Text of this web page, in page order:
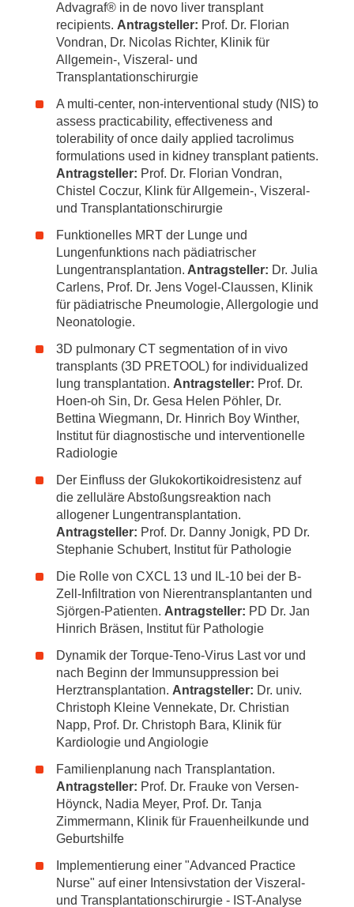
Advagraf® in de novo liver transplant
recipients. Antragsteller: Prof. Dr. Florian
Vondran, Dr. Nicolas Richter, Klinik für
Allgemein-, Viszeral- und
Transplantationschirurgie
A multi-center, non-interventional study (NIS) to
assess practicability, effectiveness and
tolerability of once daily applied tacrolimus
formulations used in kidney transplant patients.
Antragsteller: Prof. Dr. Florian Vondran,
Chistel Coczur, Klink für Allgemein-, Viszeral-
und Transplantationschirurgie
Funktionelles MRT der Lunge und
Lungenfunktions nach pädiatrischer
Lungentransplantation. Antragsteller: Dr. Julia
Carlens, Prof. Dr. Jens Vogel-Claussen, Klinik
für pädiatrische Pneumologie, Allergologie und
Neonatologie.
3D pulmonary CT segmentation of in vivo
transplants (3D PRETOOL) for individualized
lung transplantation. Antragsteller: Prof. Dr.
Hoen-oh Sin, Dr. Gesa Helen Pöhler, Dr.
Bettina Wiegmann, Dr. Hinrich Boy Winther,
Institut für diagnostische und interventionelle
Radiologie
Der Einfluss der Glukokortikoidresistenz auf
die zelluläre Abstoßungsreaktion nach
allogener Lungentransplantation.
Antragsteller: Prof. Dr. Danny Jonigk, PD Dr.
Stephanie Schubert, Institut für Pathologie
Die Rolle von CXCL 13 und IL-10 bei der B-
Zell-Infiltration von Nierentransplantanten und
Sjörgen-Patienten. Antragsteller: PD Dr. Jan
Hinrich Bräsen, Institut für Pathologie
Dynamik der Torque-Teno-Virus Last vor und
nach Beginn der Immunsuppression bei
Herztransplantation. Antragsteller: Dr. univ.
Christoph Kleine Vennekate, Dr. Christian
Napp, Prof. Dr. Christoph Bara, Klinik für
Kardiologie und Angiologie
Familienplanung nach Transplantation.
Antragsteller: Prof. Dr. Frauke von Versen-
Höynck, Nadia Meyer, Prof. Dr. Tanja
Zimmermann, Klinik für Frauenheilkunde und
Geburtshilfe
Implementierung einer "Advanced Practice
Nurse" auf einer Intensivstation der Viszeral-
und Transplantationschirurgie - IST-Analyse